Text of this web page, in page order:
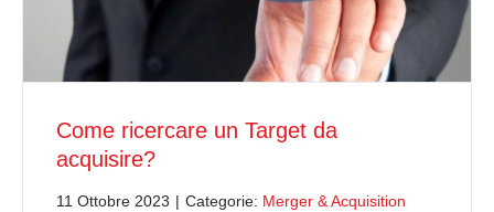
Come ricercare un Target da
acquisire?
11 Ottobre 2023 | Categorie: Merger & Acquisition